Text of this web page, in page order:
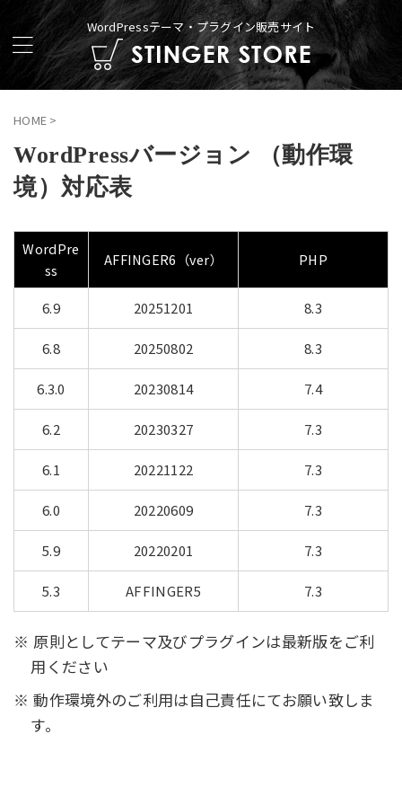
WordPressテーマ・プラグイン販売サイト
HOME >
WordPressバージョン （動作環
境）対応表
WordPre
ss
AFFINGER6（ver） PHP
6.9 20251201 8.3
6.8 20250802 8.3
6.3.0 20230814 7.4
6.2 20230327 7.3
6.1 20221122 7.3
6.0 20220609 7.3
5.9 20220201 7.3
5.3 AFFINGER5 7.3
原則としてテーマ及びプラグインは最新版をご利
用ください
動作環境外のご利用は自己責任にてお願い致しま
す。